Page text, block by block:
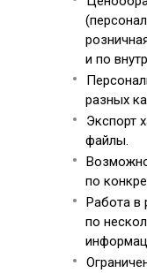
и по
разных
Экспорт
файлы.
по
Работа в
по